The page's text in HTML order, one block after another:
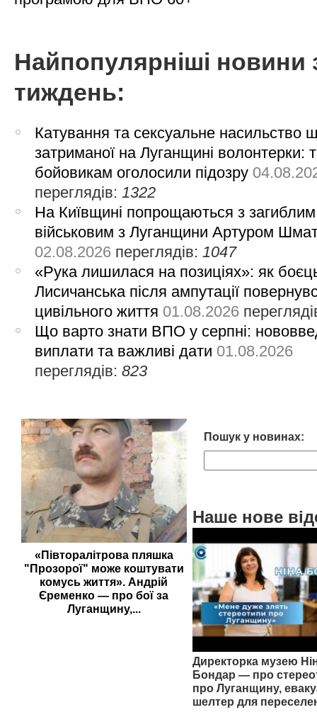
Найпопулярніші новини
тиждень:
Катування та сексуальне насильство
затриманої на Луганщині волонтерки:
бойовикам оголосили підозру
переглядів: 1322
На Київщині попрощаються з загиблим
військовим з Луганщини Артуром
02.08.2026 переглядів: 1047
«Рука лишилася на позиціях»: як
Лисичанська після ампутації
цивільного життя 01.08.2026
Що варто знати ВПО у серпні:
виплати та важливі дати 01.08.2026
переглядів:823
«Півторалітрова пляшка
"Прозорої" може коштувати
комусь життя». Андрій
Єременко — про бої за
Луганщину,...
Пошук у новинах:
Наше нове
Директорка музею
Бондар — про
про Луганщину,
шелтер для